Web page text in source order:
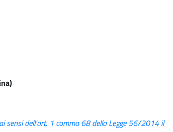
ai sensi dell'art. 1 comma 68 della Legge 56/2014 il